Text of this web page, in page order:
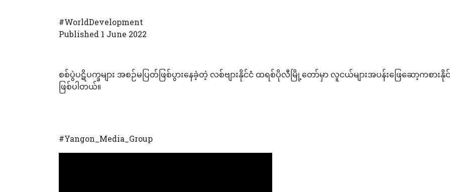
#WorldDevelopment
Published 1 June 2022
စစ်ပွဲပဋိပက္ခများ အစဉ်မပြတ်ဖြစ်ပွားနေခဲ့တဲ့ လစ်ဗျားနိုင်ငံ ထရစ်ပိုလီမြို့တော်မှာ လူငယ်များအပန်းဖြေဆော့က
ဖြစ်ပါတယ်။
#Yangon_Media_Group